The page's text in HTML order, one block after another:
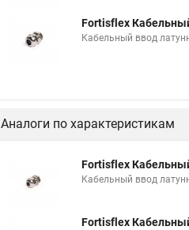
Fortisflex
Кабельный ввод
Аналоги по характеристикам
Fortisflex
Кабельный ввод
Fortisflex